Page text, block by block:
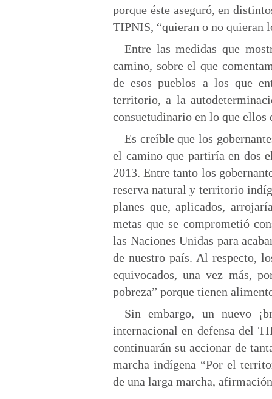
porque éste aseguró, en
TIPNIS, “quieran o no quieran
Entre las medidas que
camino, sobre el que
de esos pueblos a los que
territorio, a la
consuetudinario en lo que ellos
Es creíble que los
el camino que partiría en dos
2013. Entre tanto los
reserva natural y territorio
planes que, aplicados,
metas que se comprometió
las Naciones Unidas para
de nuestro país. Al respecto,
equivocados, una vez más,
pobreza” porque tienen
Sin embargo, un nuevo
internacional en defensa del
continuarán su accionar de
marcha indígena “Por el
de una larga marcha,